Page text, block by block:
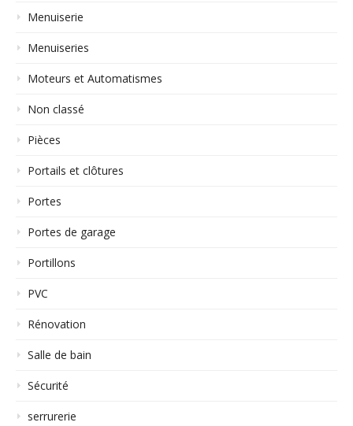
Menuiserie
Menuiseries
Moteurs et Automatismes
Non classé
Pièces
Portails et clôtures
Portes
Portes de garage
Portillons
PVC
Rénovation
Salle de bain
Sécurité
serrurerie